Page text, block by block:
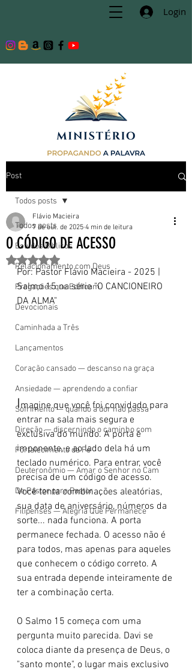
Login
Post
Todos posts
Estudos Bíblicos
Relacionamento com Deus
Pregações que Edificam
Devocionais
Caminhada a Três
Lançamentos
Coração cansado — descanso na graça
Ansiedade — aprendendo a confiar
Sofrimento — quando a dor não passa
Direção — discernindo o caminho com
Fortalecimento da Fé
Deuteronômio — Amar o Senhor no Cam
De Pastor para Pastor
Filipenses — Alegria Que Permanece
Todos posts
O CÓDIGO DE ACESSO
Flávio Macieira
7 de out. de 2025 4 min de leitura
Avaliado com NaN de 5 estrelas.
Por: Pastor Flávio Macieira - 2025 |
Salmo 15 na série "O CANCIONEIRO
DA ALMA"
Imagine que você foi convidado para
entrar na sala mais segura e
exclusiva do mundo. A porta é
imponente, e ao lado dela há um
teclado numérico. Para entrar, você
precisa de um código de acesso.
Você tenta combinações aleatórias,
sua data de aniversário, números da
sorte... nada funciona. A porta
permanece fechada. O acesso não é
para todos, mas apenas para aqueles
que conhecem o código correto. A
sua entrada depende inteiramente de
ter a combinação certa.
O Salmo 15 começa com uma
pergunta muito parecida. Davi se
coloca diante da presença de Deus, o
"santo monte", o lugar mais exclusivo